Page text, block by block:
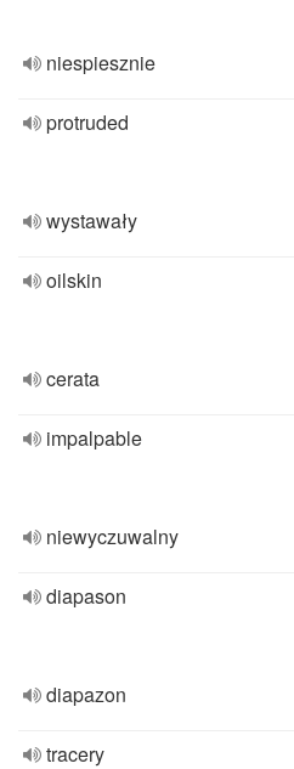
niespiesznie
protruded
wystawały
oilskin
cerata
impalpable
niewyczuwalny
diapason
diapazon
tracery